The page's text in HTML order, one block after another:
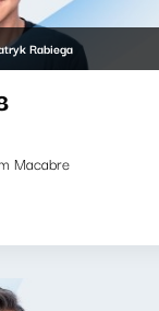
Rabiega
Macabre